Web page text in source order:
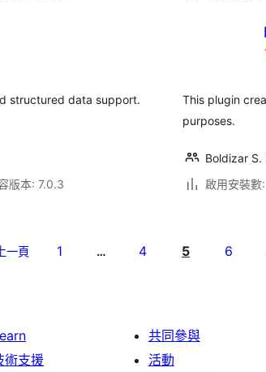
structured data support.
版本: 7.0.3
This plugin
purposes.
Boldizar S.
啟用安裝數
上一頁 1 … 4 5 6
術支援
共同參與
活動